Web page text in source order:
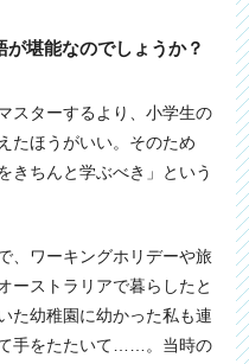
が堪能なのでしょうか？
スターするより、小学生の
たほうがいい。そのため
きちんと学ぶべき」という
、ワーキングホリデーや旅
ーストラリアで暮らしたと
た幼稚園に幼かった私も連
手をたたいて……。当時の